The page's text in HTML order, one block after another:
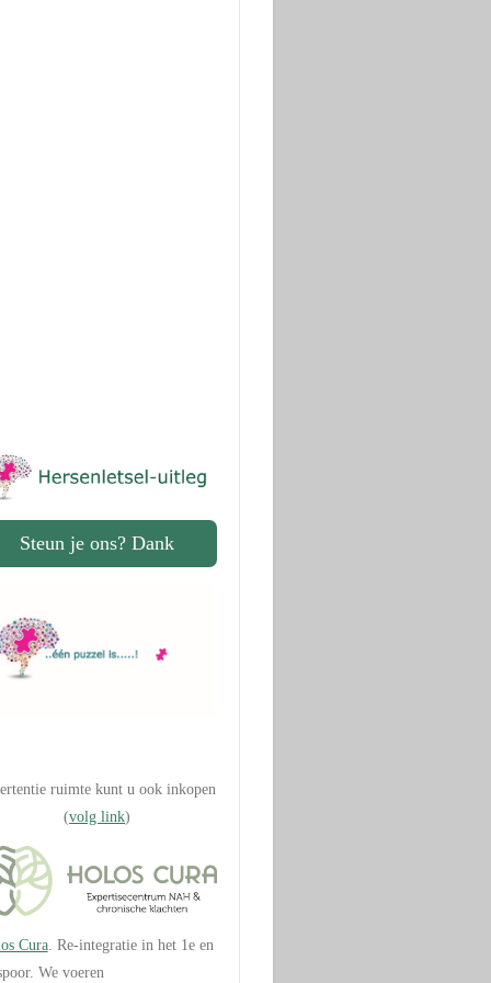
Steun je ons? Dank
ruimte kunt u ook inkopen
(volg link)
Cura. Re-integratie in het 1e en
We voeren